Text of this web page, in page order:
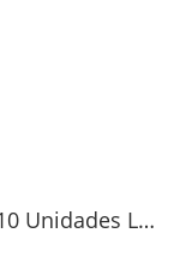
Copo Pic 200 De Acrílico Com 10 Unidades Lilás